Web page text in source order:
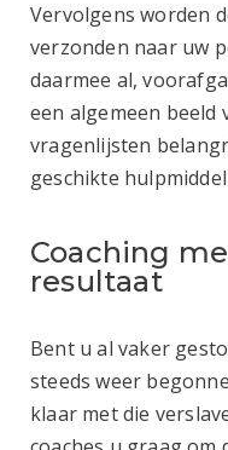
Vervolgens worden
verzonden naar uw
daarmee al,
een algemeen beeld
vragenlijsten
geschikte
Coaching
resultaat
Bent u al vaker
steeds weer
klaar met die